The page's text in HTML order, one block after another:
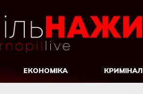
ЕКОНОМІКА КРИМІНАЛ